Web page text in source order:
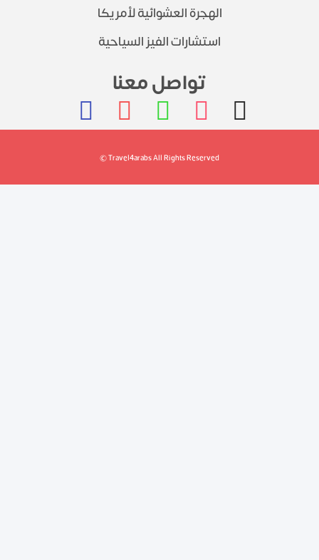
الهجرة العشوائية لأمريكا
استشارات الفيز السياحية
تواصل معنا
© Travel4arabs All Rights Reserved